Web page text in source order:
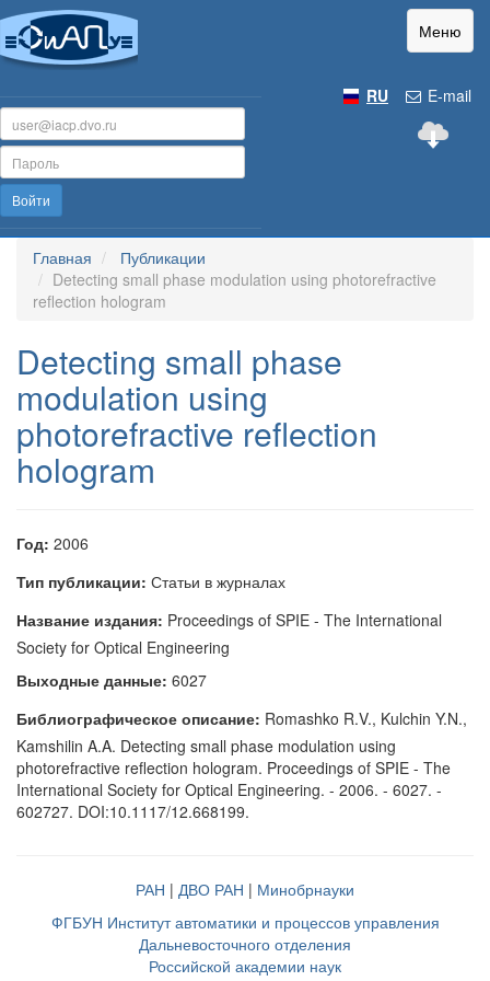
Меню
E-mail
RU
Войти
Главная
Публикации
Detecting small phase modulation using photorefractive
reflection hologram
Detecting small phase
modulation using
photorefractive reflection
hologram
Год: 2006
Тип публикации: Статьи в журналах
Название издания: Proceedings of SPIE - The International
Society for Optical Engineering
Выходные данные: 6027
Библиографическое описание: Romashko R.V., Kulchin Y.N.,
Kamshilin A.A. Detecting small phase modulation using
photorefractive reflection hologram. Proceedings of SPIE - The
International Society for Optical Engineering. - 2006. - 6027. -
602727. DOI:10.1117/12.668199.
РАН | ДВО РАН | Минобрнауки
ФГБУН Институт автоматики и процессов управления
Дальневосточного отделения
Российской академии наук